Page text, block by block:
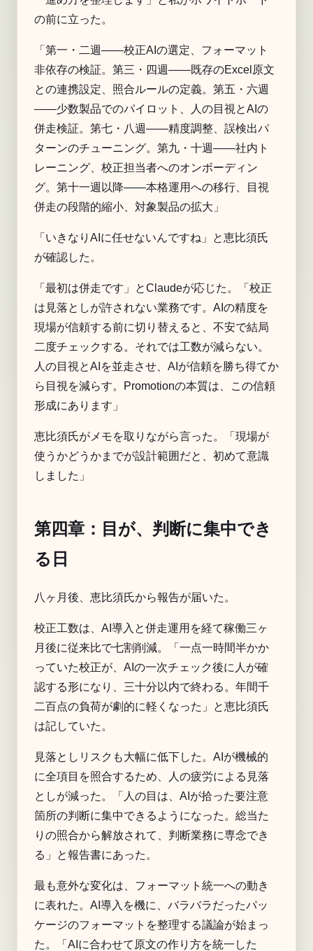
の前に立った。
「第一・二週——校正AIの選定、フォーマット
非依存の検証。第三・四週——既存のExcel原文
との連携設定、照合ルールの定義。第五・六週
——少数製品でのパイロット、人の目視とAIの
併走検証。第七・八週——精度調整、誤検出パ
ターンのチューニング。第九・十週——社内ト
レーニング、校正担当者へのオンボーディン
グ。第十一週以降——本格運用への移行、目視
併走の段階的縮小、対象製品の拡大」
「いきなりAIに任せないんですね」と恵比須氏
が確認した。
「最初は併走です」とClaudeが応じた。「校正
は見落としが許されない業務です。AIの精度を
現場が信頼する前に切り替えると、不安で結局
二度チェックする。それでは工数が減らない。
人の目視とAIを並走させ、AIが信頼を勝ち得てか
ら目視を減らす。Promotionの本質は、この信頼
形成にあります」
恵比須氏がメモを取りながら言った。「現場が
使うかどうかまでが設計範囲だと、初めて意識
しました」
第四章：目が、判断に集中でき
る日
八ヶ月後、恵比須氏から報告が届いた。
校正工数は、AI導入と併走運用を経て稼働三ヶ
月後に従来比で七割削減。「一点一時間半かか
っていた校正が、AIの一次チェック後に人が確
認する形になり、三十分以内で終わる。年間千
二百点の負荷が劇的に軽くなった」と恵比須氏
は記していた。
見落としリスクも大幅に低下した。AIが機械的
に全項目を照合するため、人の疲労による見落
としが減った。「人の目は、AIが拾った要注意
箇所の判断に集中できるようになった。総当た
りの照合から解放されて、判断業務に専念でき
る」と報告書にあった。
最も意外な変化は、フォーマット統一への動き
に表れた。AI導入を機に、バラバラだったパッ
ケージのフォーマットを整理する議論が始まっ
た。「AIに合わせて原文の作り方を統一した